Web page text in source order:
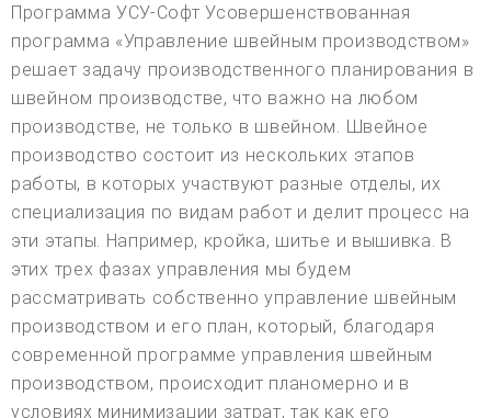
Программа УСУ-Софт Усовершенствованная
программа «Управление швейным производством»
решает задачу производственного планирования в
швейном производстве, что важно на любом
производстве, не только в швейном. Швейное
производство состоит из нескольких этапов
работы, в которых участвуют разные отделы, их
специализация по видам работ и делит процесс на
эти этапы. Например, кройка, шитье и вышивка. В
этих трех фазах управления мы будем
рассматривать собственно управление швейным
производством и его план, который, благодаря
современной программе управления швейным
производством, происходит планомерно и в
условиях минимизации затрат, так как его